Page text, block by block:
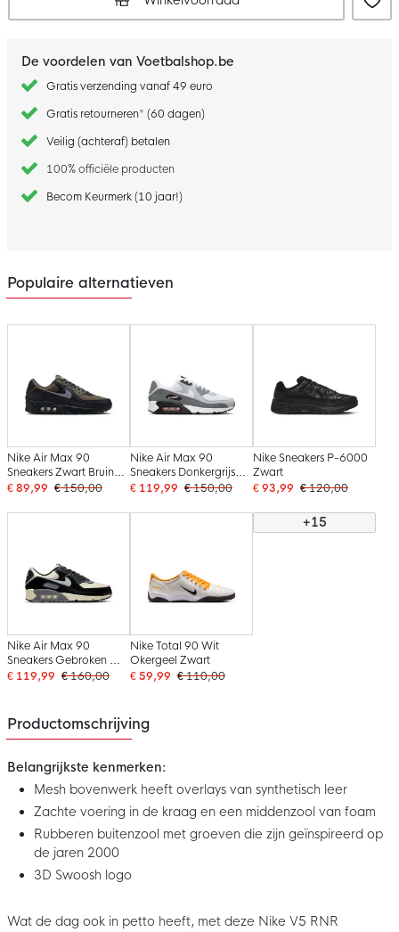
De voordelen van Voetbalshop.be
Gratis verzending vanaf 49 euro
Gratis retourneren* (60 dagen)
Veilig (achteraf) betalen
100% officiële producten
Becom Keurmerk (10 jaar!)
Populaire alternatieven
Nike Air Max 90
Sneakers Zwart Bruin
Groen Donkergrijs
€ 89,99 € 150,00
Nike Air Max 90
Sneakers Donkergrijs
Wit Roze Grijs
€ 119,99 € 150,00
Nike Sneakers P-6000
Zwart
€ 93,99 € 120,00
Nike Air Max 90
Sneakers Gebroken Wit
Zwart Zilvergrijs
€ 119,99 € 160,00
Nike Total 90 Wit
Okergeel Zwart
€ 59,99 € 110,00
+15
Productomschrijving
Belangrijkste kenmerken:
Mesh bovenwerk heeft overlays van synthetisch leer
Zachte voering in de kraag en een middenzool van foam
Rubberen buitenzool met groeven die zijn geïnspireerd op
de jaren 2000
3D Swoosh logo
Wat de dag ook in petto heeft, met deze Nike V5 RNR